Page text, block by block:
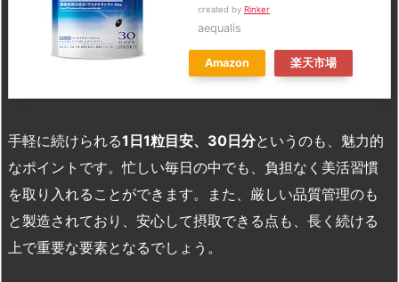
created by Rinker
aequalis
Amazon 楽天市場
手軽に続けられる1 日1粒目安、30日分というのも、魅力的
なポイントです。忙しい毎日の中でも、負担なく美活習慣
を取り入れることができます。また、厳しい品質管理のも
と製造されており、安心して摂取できる点も、長く続ける
上で重要な要素となるでしょう。